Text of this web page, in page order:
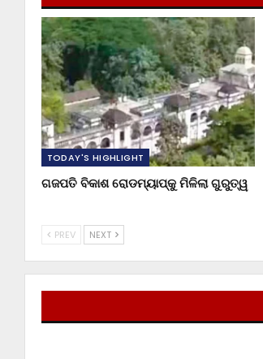
TODAY'S HIGHLIGHT
ଗଜପତି ବିକାଶ ରୋଡମ୍ୟାପ୍‌କୁ ମିଳିଲା ଗୁରୁତ୍ୱ
PREV NEXT